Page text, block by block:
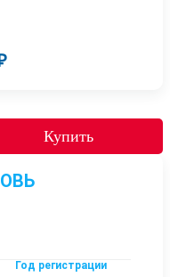
Купить
Год регистрации